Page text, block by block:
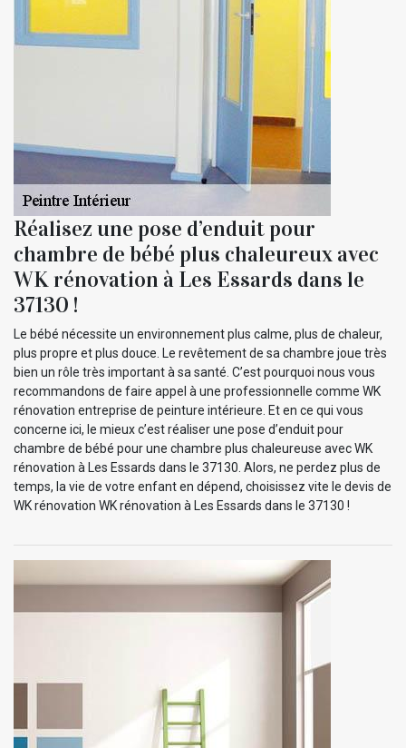
Réalisez une pose d’enduit pour
chambre de bébé plus chaleureux avec
WK rénovation à Les Essards dans le
37130 !
Le bébé nécessite un environnement plus calme, plus de chaleur,
plus propre et plus douce. Le revêtement de sa chambre joue très
bien un rôle très important à sa santé. C’est pourquoi nous vous
recommandons de faire appel à une professionnelle comme WK
rénovation entreprise de peinture intérieure. Et en ce qui vous
concerne ici, le mieux c’est réaliser une pose d’enduit pour
chambre de bébé pour une chambre plus chaleureuse avec WK
rénovation à Les Essards dans le 37130. Alors, ne perdez plus de
temps, la vie de votre enfant en dépend, choisissez vite le devis de
WK rénovation WK rénovation à Les Essards dans le 37130 !